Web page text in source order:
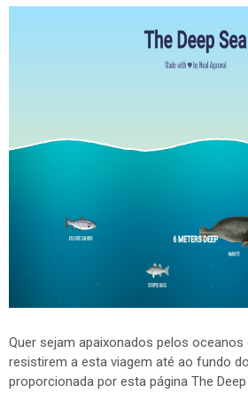
Quer sejam apaixonados pelos
resistirem a esta viagem até ao fundo
proporcionada por esta página The Deep